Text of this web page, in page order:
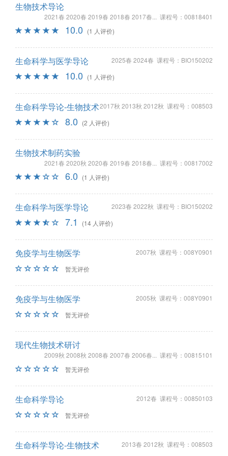
生物技术导论
2021春 2020春 2019春 2018春 2017春... 课程号：00818401
10.0 (1 人评价)
生命科学与医学导论 2025春 2024春 课程号：BIO150202
10.0 (1 人评价)
生命科学导论-生物技术2017秋 2013秋 2012秋 课程号：008503
8.0 (2 人评价)
生物技术制药实验
2021春 2020秋 2020春 2019春 2018春... 课程号：00817002
6.0 (1 人评价)
生命科学与医学导论 2023春 2022秋 课程号：BIO150202
7.1 (14 人评价)
免疫学与生物医学
2007秋 课程号：008Y0901
暂无评价
免疫学与生物医学
2005秋 课程号：008Y0901
暂无评价
现代生物技术研讨
2009秋 2008秋 2008春 2007春 2006春... 课程号：00815101
暂无评价
生命科学导论
2012春 课程号：00850103
暂无评价
生命科学导论-生物技术
2013春 2012秋 课程号：008503